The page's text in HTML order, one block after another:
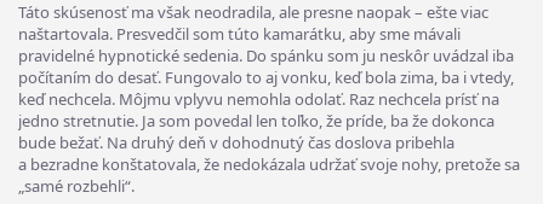
Táto skúsenosť ma však neodradila, ale presne naopak – ešte viac
naštartovala. Presvedčil som túto kamarátku, aby sme mávali
pravidelné hypnotické sedenia. Do spánku som ju neskôr uvádzal iba
počítaním do desať. Fungovalo to aj vonku, keď bola zima, ba i vtedy,
keď nechcela. Môjmu vplyvu nemohla odolať. Raz nechcela prísť na
jedno stretnutie. Ja som povedal len toľko, že príde, ba že dokonca
bude bežať. Na druhý deň v dohodnutý čas doslova pribehla
a bezradne konštatovala, že nedokázala udržať svoje nohy, pretože sa
„samé rozbehli“.